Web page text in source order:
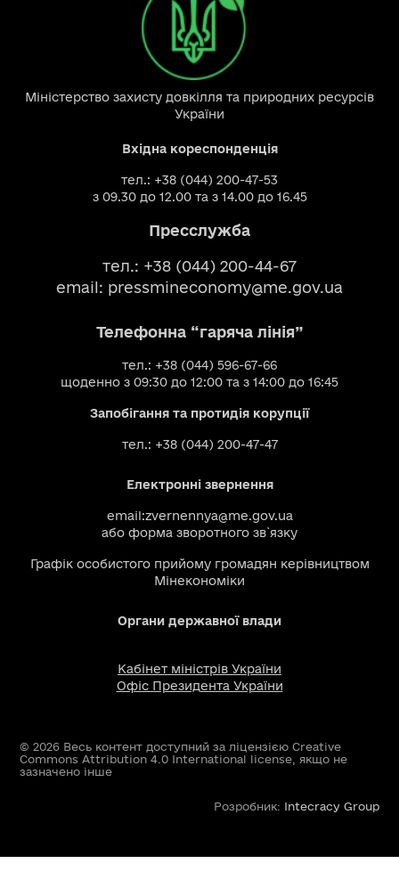
Міністерство захисту довкілля та природних ресурсів
України
Вхідна кореспонденція
тел.: +38 (044) 200-47-53
з 09.30 до 12.00 та з 14.00 до 16.45
Пресслужба
тел.: +38 (044) 200-44-67
email: pressmineconomy@me.gov.ua
Телефонна “гаряча лінія”
тел.: +38 (044) 596-67-66
щоденно з 09:30 до 12:00 та з 14:00 до 16:45
Запобігання та протидія корупції
тел.: +38 (044) 200-47-47
Електронні звернення
email:zvernennya@me.gov.ua
або форма зворотного зв`язку
Графік особистого прийому громадян керівництвом
Мінекономіки
Органи державної влади
Кабінет міністрів України
Офіс Президента України
© 2026 Весь контент доступний за ліцензією Creative
Commons Attribution 4.0 International license, якщо не
зазначено інше
Розробник: Intecracy Group